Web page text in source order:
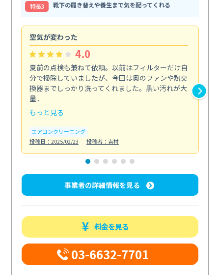
特⻑3
靴下の履き替えや養生まで気を配ってくれる
空気が変わった
4.0
夏前の点検も兼ねて依頼。以前はフィルターだけ自
分で掃除していましたが、今回は奥のファンや熱交
換器までしっかり洗ってくれました。黒い汚れが大
量...
もっと見る
エアコンクリーニング
投稿日：2025/02/23
投稿者：吉村
事業者の詳細情報を見る
料金を見る
03-6632-7701